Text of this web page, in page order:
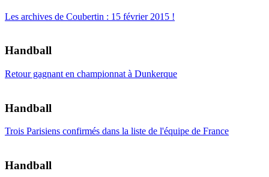
Les archives de Coubertin : 15 février 2015 !
Handball
Retour gagnant en championnat à Dunkerque
Handball
Trois Parisiens confirmés dans la liste de l'équipe de France
Handball